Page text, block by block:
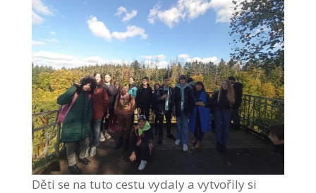
Děti se na tuto cestu vydaly a vytvořily si